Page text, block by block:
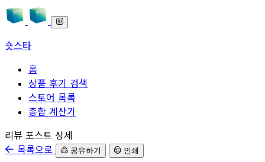
숏스타
홈
상품 후기 검색
스토어 목록
종합 계산기
본문으로 바로가기
리뷰 포스트 상세
목록으로
공유하기 인쇄